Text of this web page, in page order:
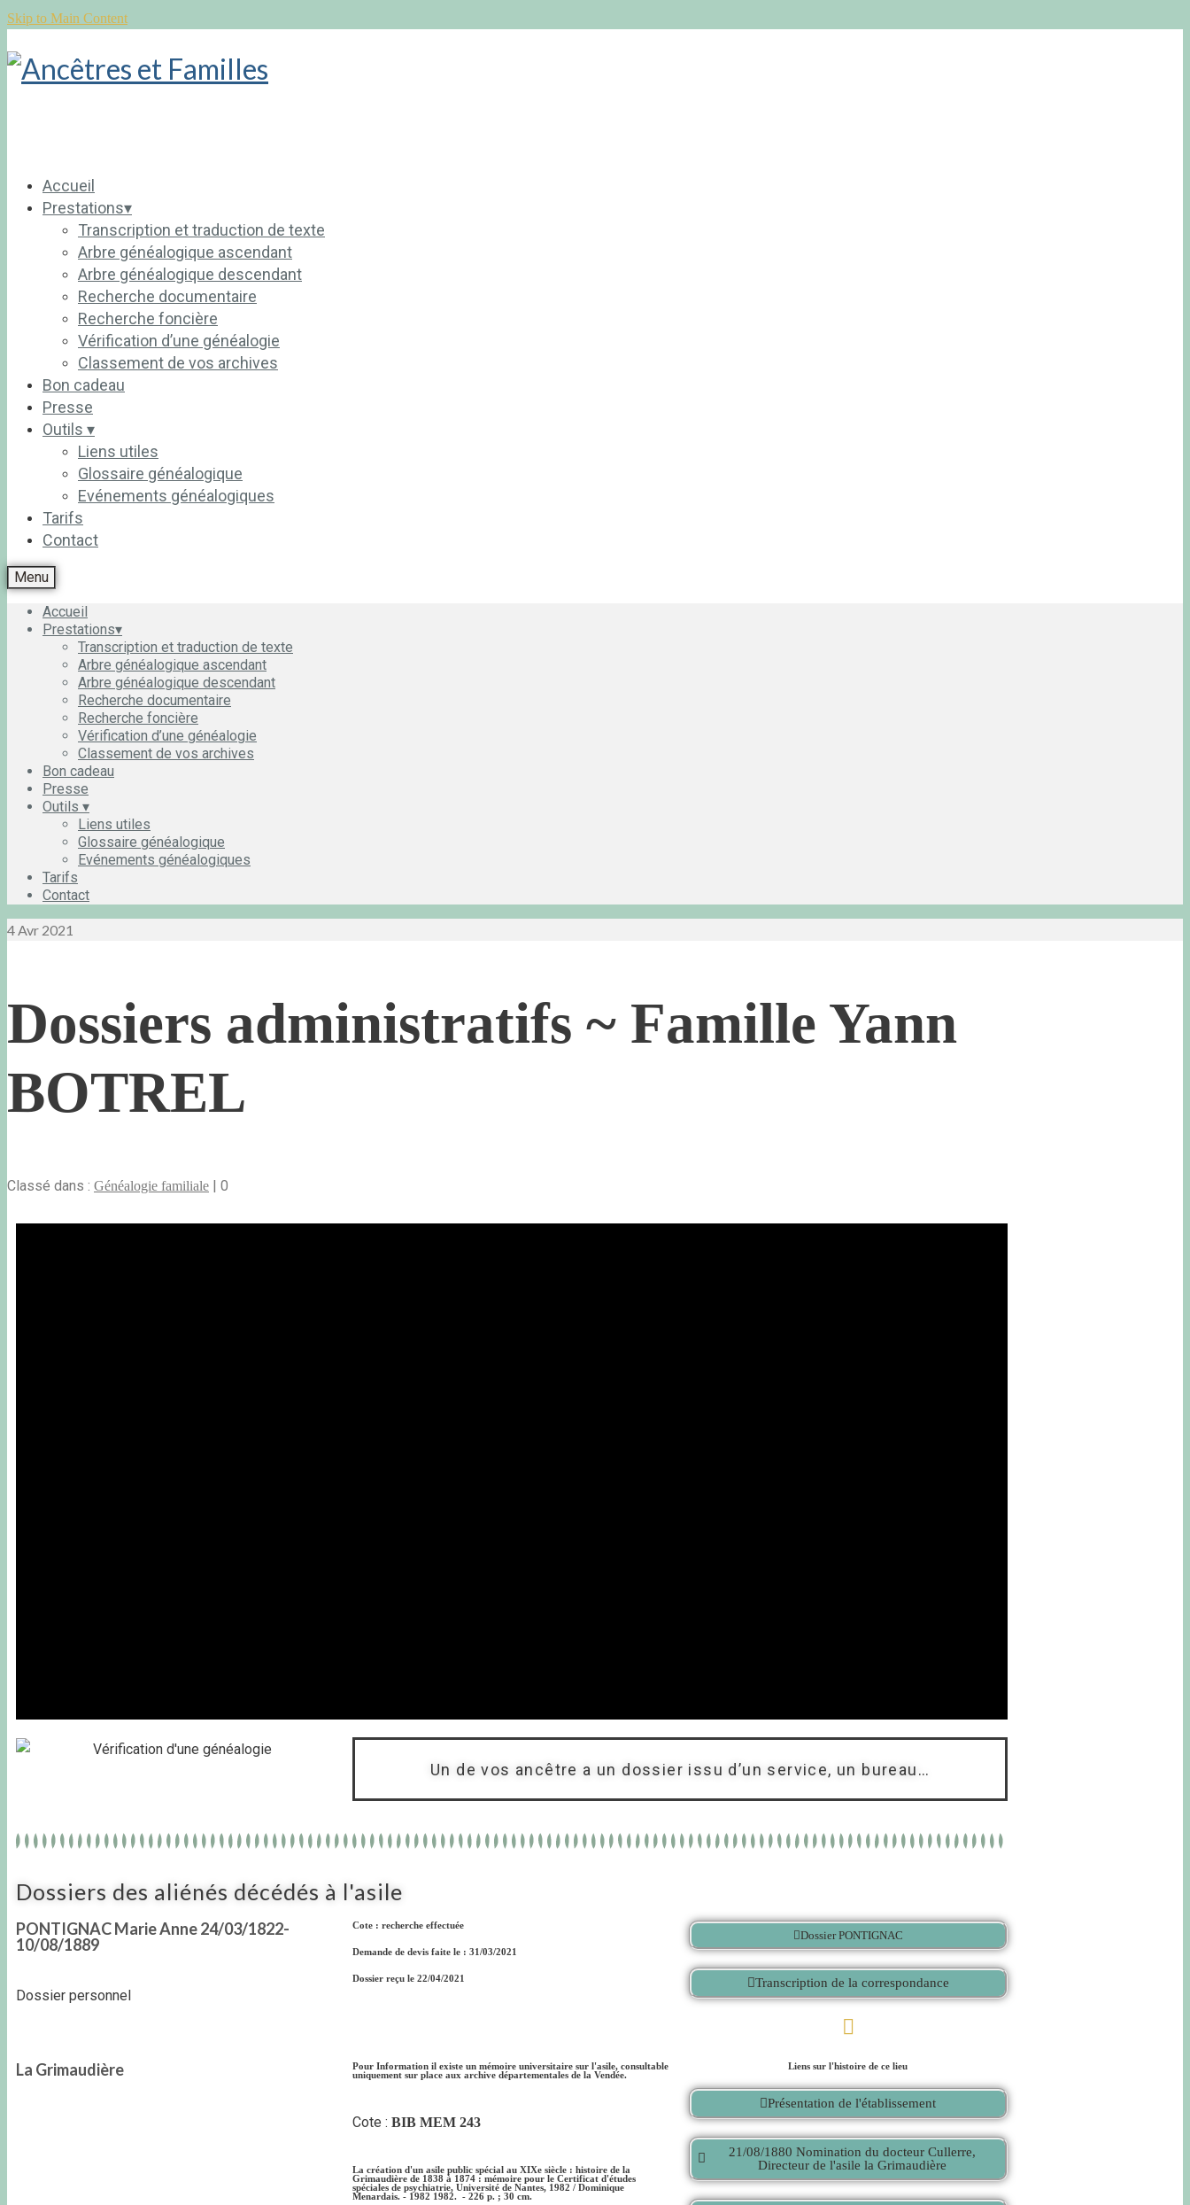
Skip to Main Content
Accueil
Prestations▾
Transcription et traduction de texte
Arbre généalogique ascendant
Arbre généalogique descendant
Recherche documentaire
Recherche foncière
Vérification d’une généalogie
Classement de vos archives
Bon cadeau
Presse
Outils ▾
Liens utiles
Glossaire généalogique
Evénements généalogiques
Tarifs
Contact
Menu
Accueil
Prestations▾
Transcription et traduction de texte
Arbre généalogique ascendant
Arbre généalogique descendant
Recherche documentaire
Recherche foncière
Vérification d’une généalogie
Classement de vos archives
Bon cadeau
Presse
Outils ▾
Liens utiles
Glossaire généalogique
Evénements généalogiques
Tarifs
Contact
4Avr 2021
Dossiers administratifs ~ Famille Yann
BOTREL
Classé dans : Généalogie familiale | 0
Un de vos ancêtre a un dossier issu d’un service, un bureau…
Dossiers des aliénés décédés à l'asile
PONTIGNAC Marie Anne 24/03/1822-
10/08/1889
Dossier personnel
Cote : recherche effectuée
Demande de devis faite le : 31/03/2021
Dossier reçu le 22/04/2021
Dossier PONTIGNAC
Transcription de la correspondance
La Grimaudière
Pour Information il existe un mémoire universitaire sur l'asile, consultable
uniquement sur place aux archive départementales de la Vendée.
Cote : BIB MEM 243
La création d'un asile public spécial au XIXe siècle : histoire de la
Grimaudière de 1838 à 1874 : mémoire pour le Certificat d'études
spéciales de psychiatrie, Université de Nantes, 1982 / Dominique
Menardais. - 1982 1982. - 226 p. ; 30 cm.
Liens sur l'histoire de ce lieu
Présentation de l'établissement
21/08/1880 Nomination du docteur Cullerre,
Directeur de l'asile la Grimaudière